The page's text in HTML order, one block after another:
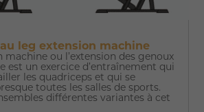
leg extension machine
machine ou l’extension des genoux
est un exercice d’entraînement qui
les quadriceps et qui se
toutes les salles de sports.
différentes variantes à cet